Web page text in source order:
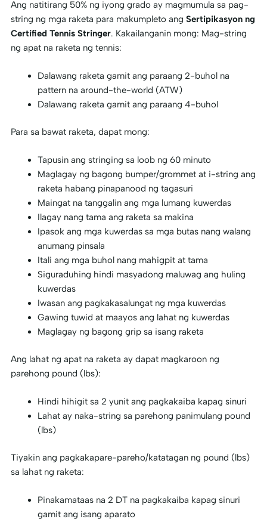
Ang natitirang 50% ng iyong grado ay magmumula sa pag-
string ng mga raketa para makumpleto ang Sertipikasyon ng
Certified Tennis Stringer. Kakailanganin mong: Mag-string
ng apat na raketa ng tennis:
Dalawang raketa gamit ang paraang 2-buhol na
pattern na around-the-world (ATW)
Dalawang raketa gamit ang paraang 4-buhol
Para sa bawat raketa, dapat mong:
Tapusin ang stringing sa loob ng 60 minuto
Maglagay ng bagong bumper/grommet at i-string ang
raketa habang pinapanood ng tagasuri
Maingat na tanggalin ang mga lumang kuwerdas
Ilagay nang tama ang raketa sa makina
Ipasok ang mga kuwerdas sa mga butas nang walang
anumang pinsala
Itali ang mga buhol nang mahigpit at tama
Siguraduhing hindi masyadong maluwag ang huling
kuwerdas
Iwasan ang pagkakasalungat ng mga kuwerdas
Gawing tuwid at maayos ang lahat ng kuwerdas
Maglagay ng bagong grip sa isang raketa
Ang lahat ng apat na raketa ay dapat magkaroon ng
parehong pound (lbs):
Hindi hihigit sa 2 yunit ang pagkakaiba kapag sinuri
Lahat ay naka-string sa parehong panimulang pound
(lbs)
Tiyakin ang pagkakapare-pareho/katatagan ng pound (lbs)
sa lahat ng raketa:
Pinakamataas na 2 DT na pagkakaiba kapag sinuri
gamit ang isang aparato